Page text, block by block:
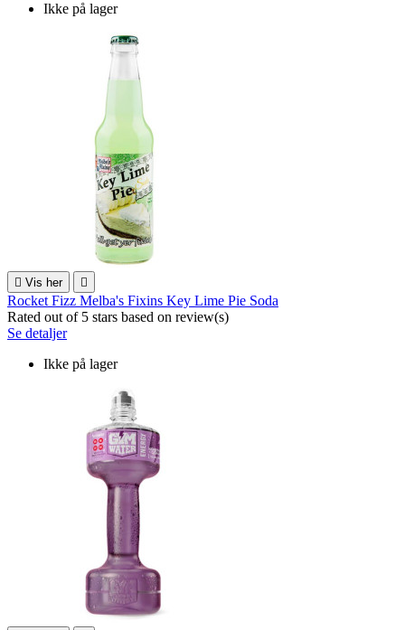
Ikke på lager
 Vis her 
Rocket Fizz Melba's Fixins Key Lime Pie Soda
Rated out of 5 stars based on review(s)
Se detaljer
Ikke på lager